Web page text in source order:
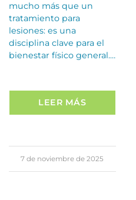
mucho más que un
tratamiento para
lesiones: es una
disciplina clave para el
bienestar físico general.…
LEER MÁS
7 de noviembre de 2025